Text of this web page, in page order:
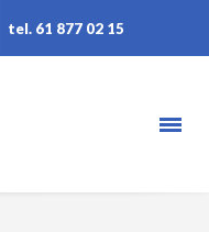
tel. 61 877 02 15